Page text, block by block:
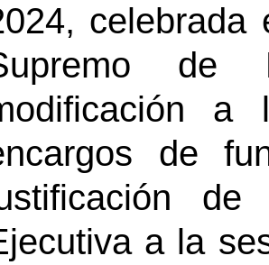
de
a
de
a la